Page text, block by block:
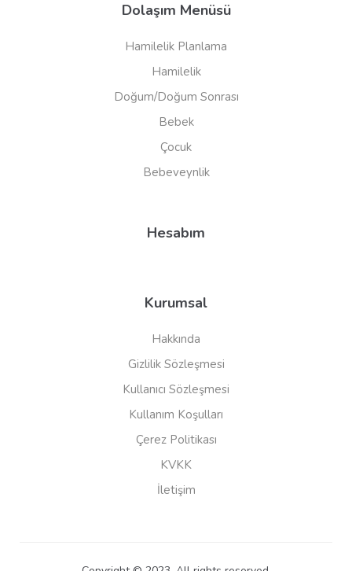
Dolaşım Menüsü
Hamilelik Planlama
Hamilelik
Doğum/Doğum Sonrası
Bebek
Çocuk
Bebeveynlik
Hesabım
Kurumsal
Hakkında
Gizlilik Sözleşmesi
Kullanıcı Sözleşmesi
Kullanım Koşulları
Çerez Politikası
KVKK
İletişim